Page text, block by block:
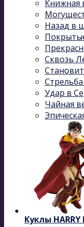
Книжная
Назад в
Сквозь
Стрельба
Удар в
Чайная
Куклы HARRY